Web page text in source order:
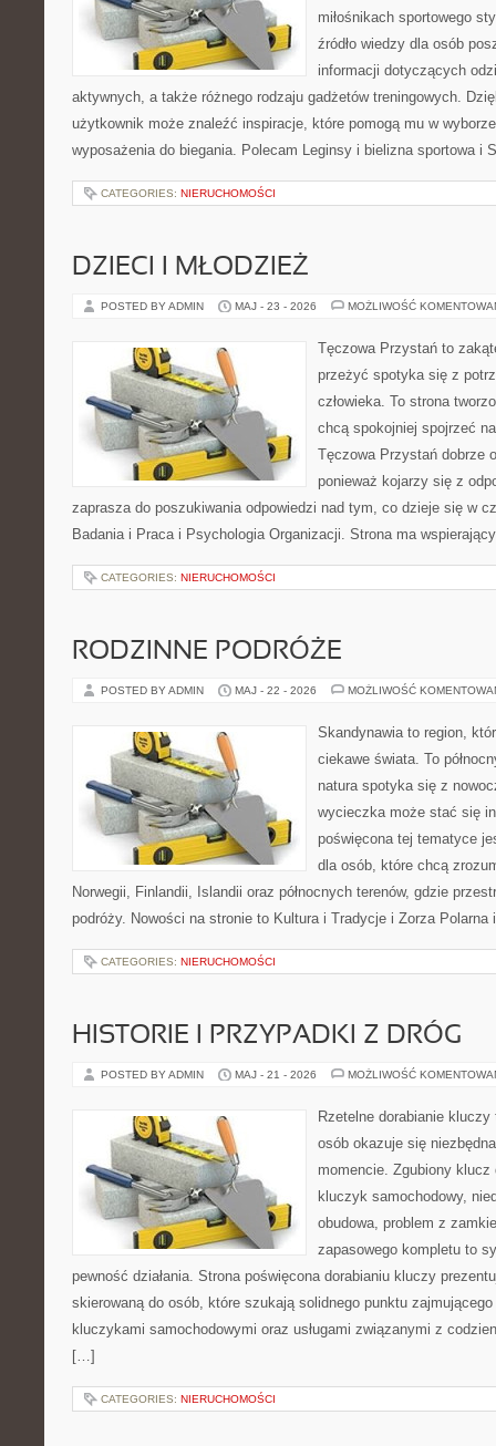
miłośnikach sportowego
źródło wiedzy dla osób
informacji dotyczących
aktywnych, a także różnego rodzaju gadżetów treningowych.
użytkownik może znaleźć inspiracje, które pomogą mu w
wyposażenia do biegania. Polecam Leginsy i bielizna sportowa i
CATEGORIES: NIERUCHOMOŚCI
DZIECI I MŁODZIEŻ
POSTED BY ADMIN MAJ - 23 - 2026 MOŻLIWOŚĆ
Tęczowa Przystań to
przeżyć spotyka się z
człowieka. To strona
chcą spokojniej spojrzeć
Tęczowa Przystań dobrze
ponieważ kojarzy się z
zaprasza do poszukiwania odpowiedzi nad tym, co dzieje się w
Badania i Praca i Psychologia Organizacji. Strona ma
CATEGORIES: NIERUCHOMOŚCI
RODZINNE PODRÓŻE
POSTED BY ADMIN MAJ - 22 - 2026 MOŻLIWOŚĆ
Skandynawia to region,
ciekawe świata. To
natura spotyka się z
wycieczka może stać się
poświęcona tej tematyce
dla osób, które chcą
Norwegii, Finlandii, Islandii oraz północnych terenów, gdzie
podróży. Nowości na stronie to Kultura i Tradycje i Zorza
CATEGORIES: NIERUCHOMOŚCI
HISTORIE I PRZYPADKI Z DRÓG
POSTED BY ADMIN MAJ - 21 - 2026 MOŻLIWOŚĆ
Rzetelne dorabianie
osób okazuje się
momencie. Zgubiony
kluczyk samochodowy,
obudowa, problem z
zapasowego kompletu to
pewność działania. Strona poświęcona dorabianiu kluczy
skierowaną do osób, które szukają solidnego punktu
kluczykami samochodowymi oraz usługami związanymi z
[…]
CATEGORIES: NIERUCHOMOŚCI